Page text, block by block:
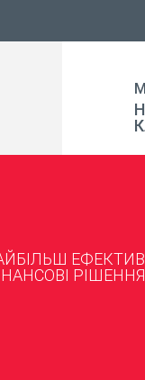
РІШЕННЯ